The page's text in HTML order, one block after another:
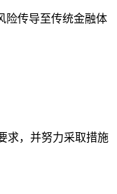
险传导至传统金融体
求，并努力采取措施